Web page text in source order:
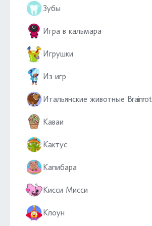
Зубы
Игра в кальмара
Игрушки
Из игр
Итальянские животные Brainrot
Каваи
Кактус
Капибара
Кисси Мисси
Клоун